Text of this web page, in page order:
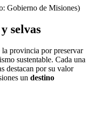
Gobierno de Misiones)
selvas
la provincia por preservar
sustentable. Cada una
destacan por su valor
un destino